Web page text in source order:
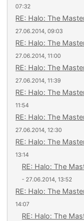
07:32
RE: Halo: The
27.06.2014, 09:03
RE: Halo: The
27.06.2014, 11:00
RE: Halo: The
27.06.2014, 11:39
RE: Halo: The
11:54
RE: Halo: The
27.06.2014, 12:30
RE: Halo: The
13:14
RE: Halo: The
- 27.06.2014, 13:52
RE: Halo: The
14:07
RE: Halo: The